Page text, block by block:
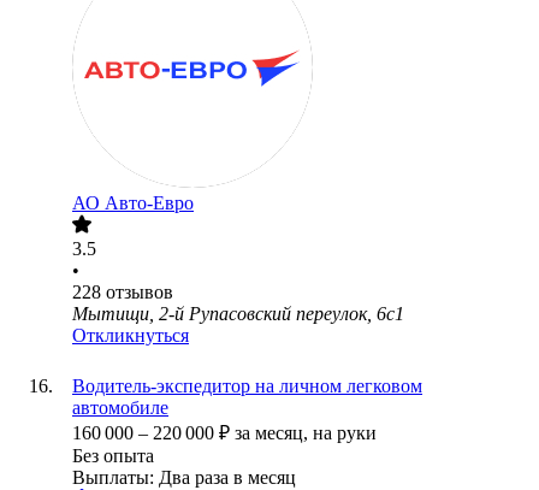
АО Авто-Евро
3.5
•
228 отзывов
Мытищи, 2-й Рупасовский переулок, 6с1
Откликнуться
Водитель-экспедитор на личном легковом
автомобиле
160 000 – 220 000 ₽ за месяц, на руки
Без опыта
Выплаты: Два раза в месяц